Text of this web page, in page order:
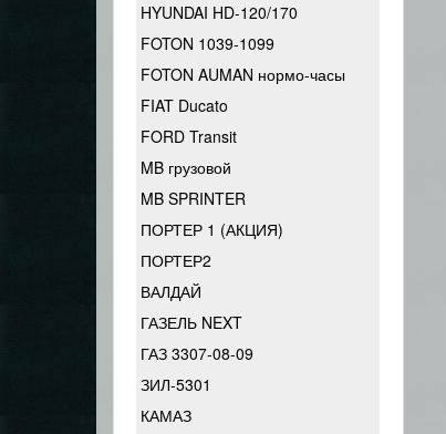
HYUNDAI HD-120/170
FOTON 1039-1099
FOTON AUMAN нормо-часы
FIAT Ducato
FORD Transit
MB грузовой
MB SPRINTER
ПОРТЕР 1 (АКЦИЯ)
ПОРТЕР2
ВАЛДАЙ
ГАЗЕЛЬ NEXT
ГАЗ 3307-08-09
ЗИЛ-5301
КАМАЗ